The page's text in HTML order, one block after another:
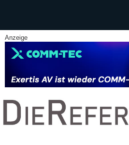
Anzeige